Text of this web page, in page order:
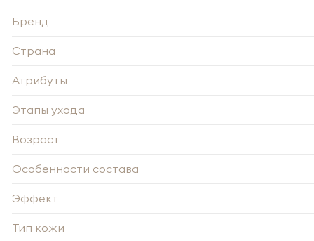
Бренд
Страна
Атрибуты
Этапы ухода
Возраст
Особенности состава
Эффект
Тип кожи